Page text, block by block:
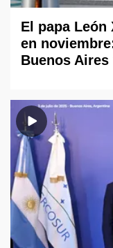
El papa
en
Buenos Aires